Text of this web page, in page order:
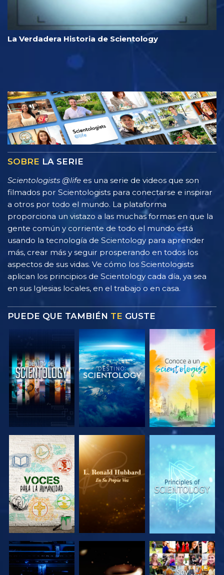
La Verdadera Historia de Scientology
SOBRE LA SERIE
Scientologists @life es una serie de videos que son
filmados por Scientologists para conectarse e inspirar
a otros por todo el mundo. La plataforma
proporciona un vistazo a las muchas formas en que la
gente común y corriente de todo el mundo está
usando la tecnología de Scientology para aprender
más, crear más y seguir prosperando en todos los
aspectos de sus vidas. Ve cómo los Scientologists
aplican los principios de Scientology cada día, ya sea
en sus Iglesias locales, en el trabajo o en casa.
PUEDE QUE TAMBIÉN TE GUSTE
EXPLORA LAS
SERIES
EXPLORA LAS
SERIES
EXPLORA LAS
SERIES
EXPLORA LAS
EXPLORA LAS
VE